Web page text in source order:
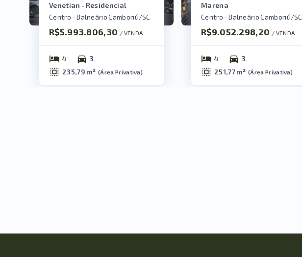
Venetian - Residencial
Centro - Balneário Camboriú/SC
R$5.993.806,30 / VENDA
4
3
235,79 m² (Área Privativa)
Marena
Centro - Balneário Camboriú/SC
R$9.052.298,20 / VENDA
4
3
251,77 m² (Área Privativa)